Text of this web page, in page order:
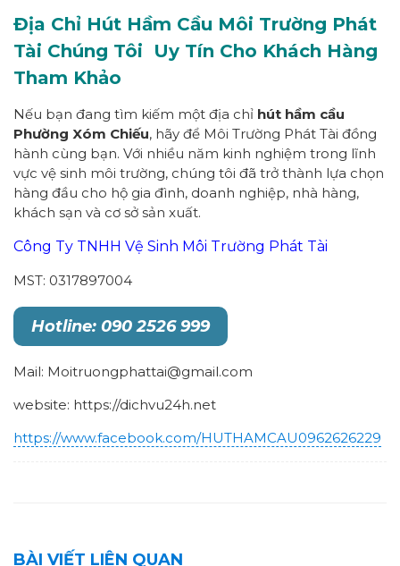
Địa Chỉ Hút Hầm Cầu Môi Trường Phát
Tài Chúng Tôi
Uy Tín Cho Khách Hàng
Tham Khảo
Nếu bạn đang tìm kiếm một địa chỉ hút hầm cầu
Phường Xóm Chiếu, hãy để Môi Trường Phát Tài đồng
hành cùng bạn. Với nhiều năm kinh nghiệm trong lĩnh
vực vệ sinh môi trường, chúng tôi đã trở thành lựa chọn
hàng đầu cho hộ gia đình, doanh nghiệp, nhà hàng,
khách sạn và cơ sở sản xuất.
Công Ty TNHH Vệ Sinh Môi Trường Phát Tài
MST: 0317897004
Hotline: 090 2526 999
Mail: Moitruongphattai@gmail.com
website: https://dichvu24h.net
https://www.facebook.com/HUTHAMCAU0962626229
BÀI VIẾT LIÊN QUAN